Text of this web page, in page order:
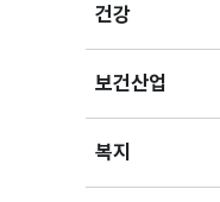
건강하위메뉴
펼치기
보건산업
펼치기
복지
펼치기